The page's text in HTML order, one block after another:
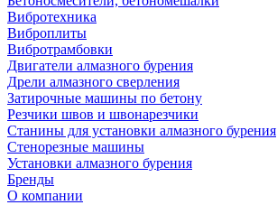
Вибротехника
Виброплиты
Вибротрамбовки
Двигатели алмазного бурения
Дрели алмазного сверления
Затирочные машины по бетону
Резчики швов и швонарезчики
Станины для установки алмазного бурения
Стенорезные машины
Установки алмазного бурения
Бренды
О компании